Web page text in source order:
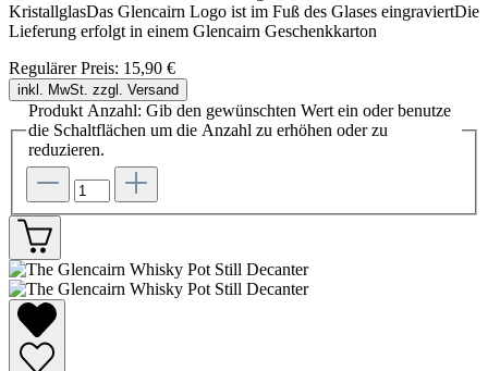
KristallglasDas Glencairn Logo ist im Fuß des Glases eingraviertDie
Lieferung erfolgt in einem Glencairn Geschenkkarton
Regulärer Preis: 15,90 €
inkl. MwSt. zzgl. Versand
Produkt Anzahl: Gib den gewünschten Wert ein oder benutze
die Schaltflächen um die Anzahl zu erhöhen oder zu
reduzieren.